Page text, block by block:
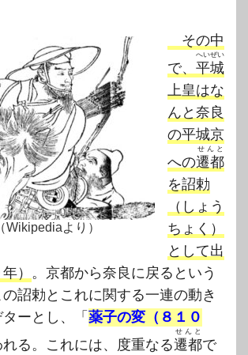
より）
その中
で、 平城
へいぜい
上皇はな
んと奈良
の平城京
への遷都
せんと
を詔勅
（しょう
ちょく）
として出
） 。京都から奈良に戻るという
詔勅とこれに関する一連の動き
ーとし、「薬子の変（８１０
れる。これには、度重なる遷都
せんと
で